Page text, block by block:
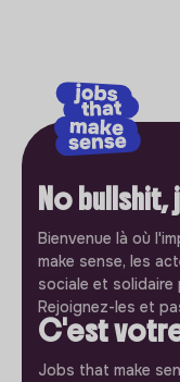
No
Bienvenue là où
make sense, les
sociale et
Rejoignez-les et
C'est
Jobs that make